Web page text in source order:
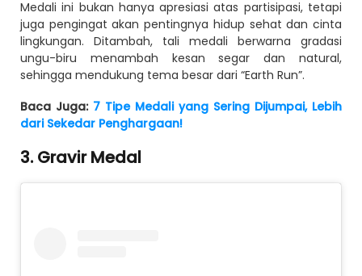
Medali ini bukan hanya apresiasi atas partisipasi, tetapi
juga pengingat akan pentingnya hidup sehat dan cinta
lingkungan. Ditambah, tali medali berwarna gradasi
ungu-biru menambah kesan segar dan natural,
sehingga mendukung tema besar dari “Earth Run”.
Baca Juga: 7 Tipe Medali yang Sering Dijumpai, Lebih
dari Sekedar Penghargaan!
3. Gravir Medal